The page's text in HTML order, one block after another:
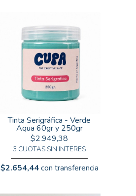
Tinta Serigráfica - Verde
Aqua 60gr y 250gr
$2.949,38
3 CUOTAS SIN INTERES
$2.654,44con transferencia